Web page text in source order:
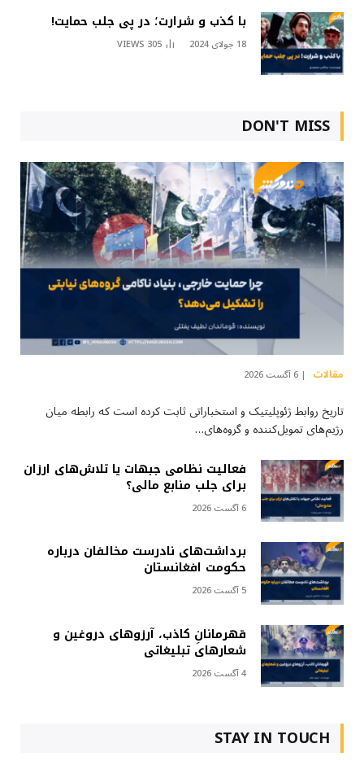
با کذب و شرارت؛ در پی جلب حمایت!
18 جولای 2024 305
VIEWS
DON'T MISS
مقالات 6 آگست 2026
تاریخ روابط ژئوپلیتیک و استخباراتی ثابت کرده است که رابطه میان
رژیم‌های تمویل‌کننده و گروه‌های…
فعالیت نظامی جبهات یا تلاش‌های ارزان
برای جلب منابع مالی؟
6 آگست 2026
برداشت‌های نادرست مخالفان درباره
حکومت افغانستان
5 آگست 2026
قهرمانانِ کاذب، آرزوهای دروغین و
شعارهای تبلیغاتی
4 آگست 2026
STAY IN TOUCH